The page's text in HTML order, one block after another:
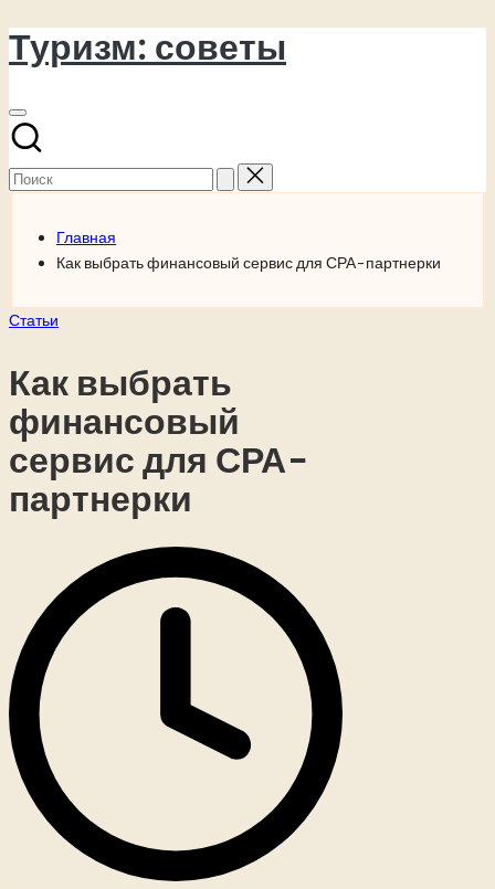
Перейти
к
Туризм: советы
Поиск
для:
Главная
Как выбрать финансовый сервис для СРА-партнерки
Опубликовано
Статьи
Как выбрать
финансовый
сервис для СРА-
партнерки